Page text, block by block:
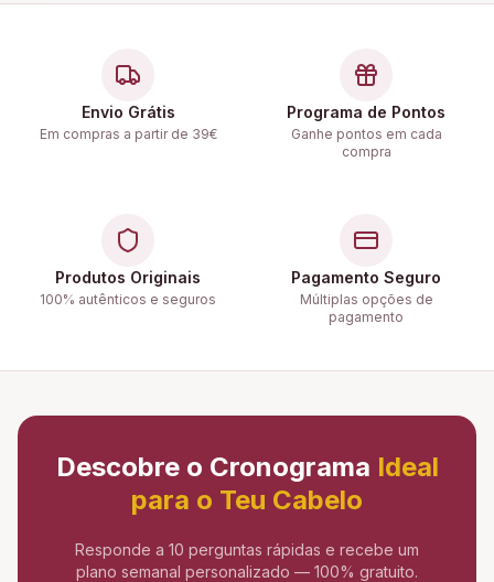
Envio Grátis
Em compras a partir de 39€
Programa de Pontos
Ganhe pontos em cada
compra
Produtos Originais
100% autênticos e seguros
Pagamento Seguro
Múltiplas opções de
pagamento
Descobre o Cronograma Ideal
para o Teu Cabelo
Responde a 10 perguntas rápidas e recebe um
plano semanal personalizado — 100% gratuito.